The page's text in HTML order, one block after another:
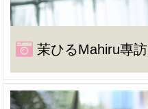
茉ひるMahiru專訪